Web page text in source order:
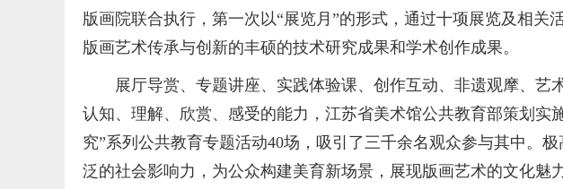
版画院联合执行，第一次以“展览月”的形式，通过十项展览及相关
版画艺术传承与创新的丰硕的技术研究成果和学术创作成果。
展厅导赏、专题讲座、实践体验课、创作互动、非遗观摩、
认知、理解、欣赏、感受的能力，江苏省美术馆公共教育部策划
究”系列公共教育专题活动40场，吸引了三千余名观众参与其中。
泛的社会影响力，为公众构建美育新场景，展现版画艺术的文化魅力